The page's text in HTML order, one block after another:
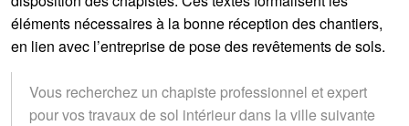
éléments nécessaires à la bonne réception des chantiers,
en lien avec l’entreprise de pose des revêtements de sols.
Vous recherchez un chapiste professionnel et expert
pour vos travaux de sol intérieur dans la ville suivante